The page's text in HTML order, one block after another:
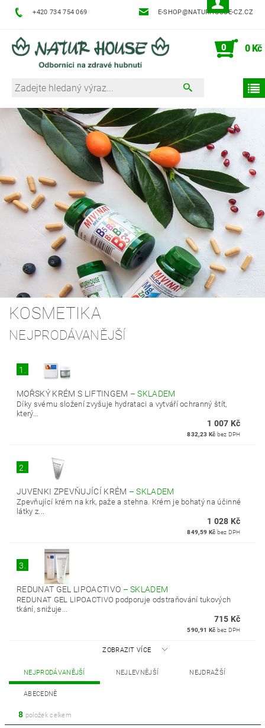
+420 734 754 069 E-SHOP@NATURHOUSE-CZ.CZ
0 0 Kč
KOSMETIKA
NEJPRODÁVANĚJŠÍ
1.
MOŘSKÝ KRÉM S LIFTINGEM –SKLADEM
Díky svému složení zvyšuje hydrataci a vytváří ochranný štít,
který...
1 007 Kč
832,23 Kč bez DPH
2.
JUVENKI ZPEVŇUJÍCÍ KRÉM –SKLADEM
Zpevňující krém na krk, paže a stehna. Krém je bohatý na účinné
látky z...
1 028 Kč
849,59 Kč bez DPH
3.
REDUNAT GEL LIPOACTIVO –SKLADEM
REDUNAT GEL LIPOACTIVO podporuje odstraňování tukových
tkání, snižuje...
715 Kč
590,91 Kč bez DPH
ZOBRAZIT VÍCE
NEJPRODÁVANĚJŠÍ NEJLEVNĚJŠÍ NEJDRAŽŠÍ
ABECEDNĚ
8 položek celkem